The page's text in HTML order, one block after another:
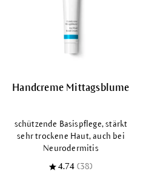
Handcreme Mittagsblume
schützende Basispflege, stärkt
sehr trockene Haut, auch bei
Neurodermitis
4.74 (38)